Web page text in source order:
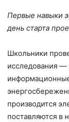
Первые навыки
день старта
Школьники
исследования
производится
поставляются в